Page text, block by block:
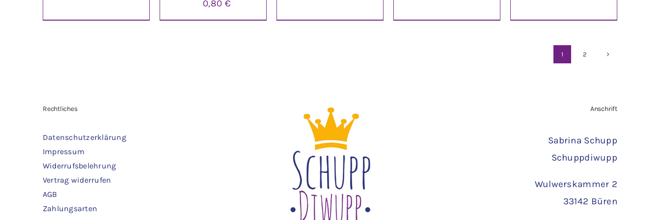
0,80 €
1 2
Rechtliches
Datenschutzerklärung
Impressum
Widerrufsbelehrung
Vertrag widerrufen
AGB
Zahlungsarten
Anschrift
Sabrina Schupp
Schuppdiwupp
Wulwerskammer 2
33142 Büren